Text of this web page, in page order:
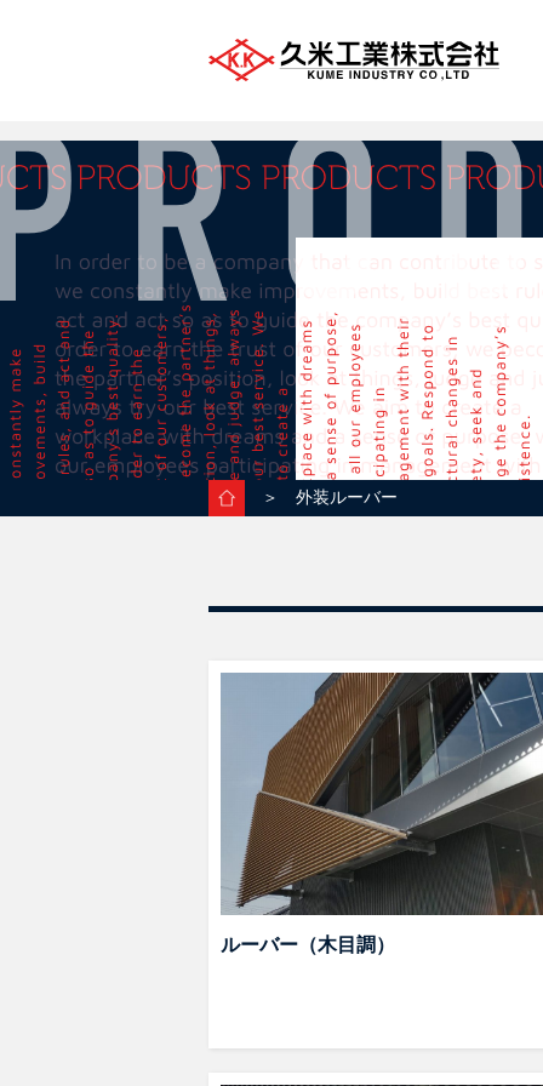
＞ 外装ルーバー
ルーバー（木目調）